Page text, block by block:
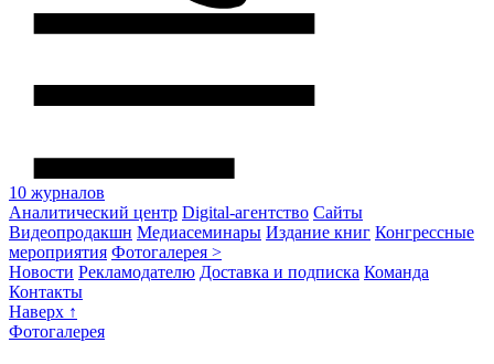
10 журналов
Аналитический центр Digital-агентство Сайты
Видеопродакшн Медиасеминары Издание книг Конгрессные
мероприятия Фотогалерея >
Новости Рекламодателю Доставка и подписка Команда
Контакты
Наверх ↑
Фотогалерея